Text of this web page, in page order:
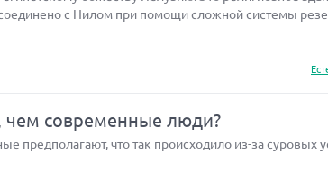
с Нилом при помощи сложной системы
чем современные люди?
предполагают, что так происходило из-за суровых